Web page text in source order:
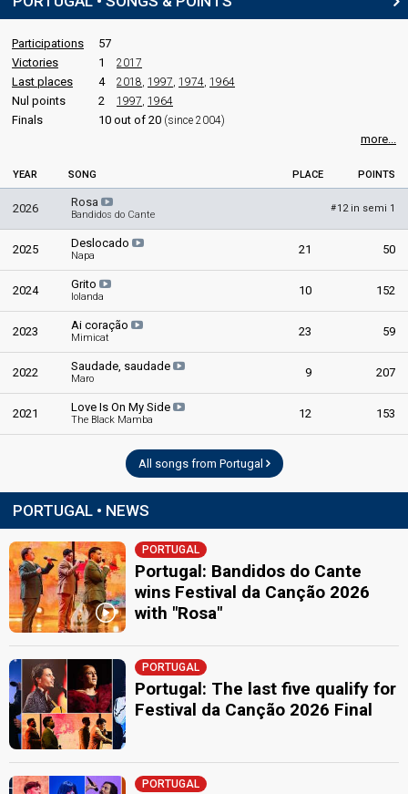
Portugal 2002: commentator
Portugal 2000: commentator
Portugal 1994: commentator
Portugal 1992: commentator
Portugal 1984: spokesperson
Portugal 1983: commentator
Portugal 1976
edit
Participations
57
Victories
1 2017
Last places 4 2018, 1997, 1974, 1964
Nul points 2 1997, 1964
Finals 10 out of 20 (since 2004)
more...
YEAR SONG PLACE POINTS
2026 Rosa
Bandidos do Cante
#12 in semi 1
2025 Deslocado
Napa 21 50
2024 Grito
Iolanda 10 152
2023 Ai coração
Mimicat 23 59
2022 Saudade, saudade
Maro 9 207
2021 Love Is On My Side
The Black Mamba 12 153
All songs from Portugal
PORTUGAL • NEWS
PORTUGAL
Portugal: Bandidos do Cante
wins Festival da Canção 2026
with "Rosa"
PORTUGAL
Portugal: The last five qualify for
Festival da Canção 2026 Final
PORTUGAL